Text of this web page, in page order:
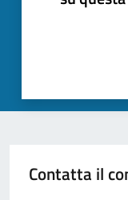
Contatta il